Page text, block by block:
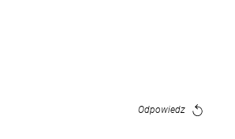
Odpowiedz